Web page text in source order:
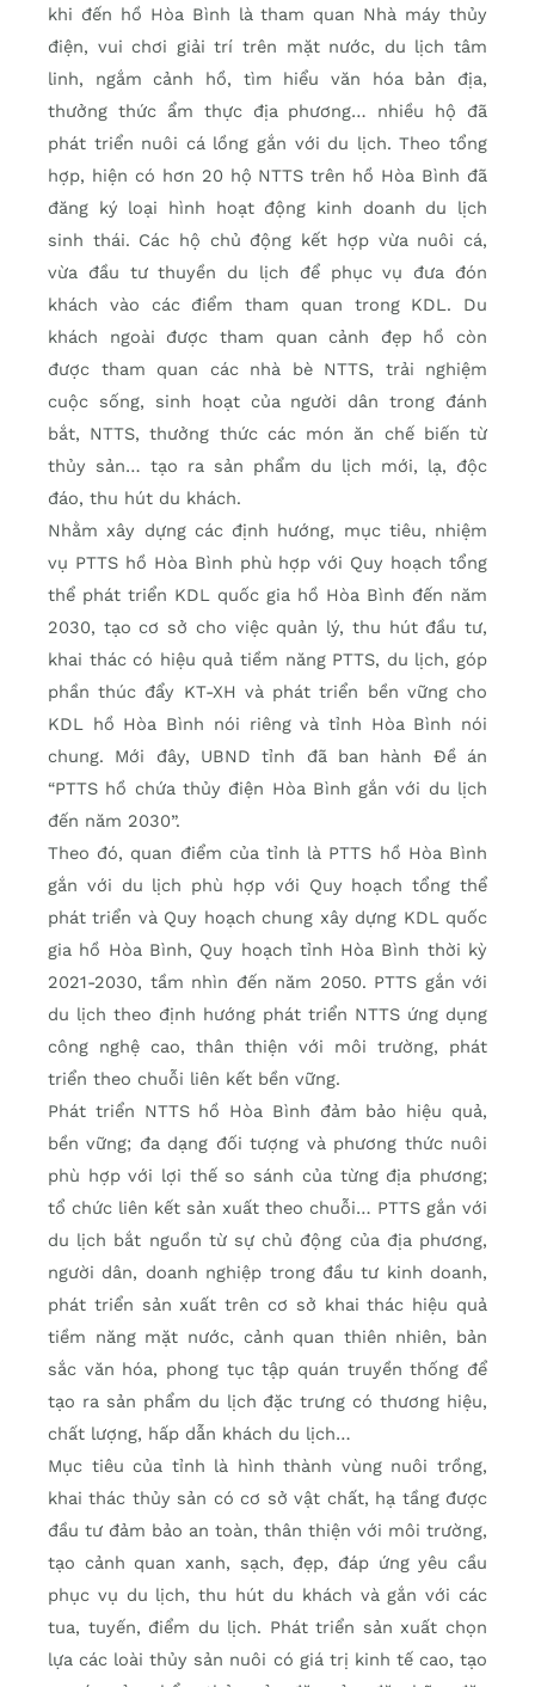
khi đến hồ Hòa Bình là tham quan Nhà máy thủy
điện, vui chơi giải trí trên mặt nước, du lịch tâm
linh, ngắm cảnh hồ, tìm hiểu văn hóa bản địa,
thưởng thức ẩm thực địa phương… nhiều hộ đã
phát triển nuôi cá lồng gắn với du lịch. Theo tổng
hợp, hiện có hơn 20 hộ NTTS trên hồ Hòa Bình đã
đăng ký loại hình hoạt động kinh doanh du lịch
sinh thái. Các hộ chủ động kết hợp vừa nuôi cá,
vừa đầu tư thuyền du lịch để phục vụ đưa đón
khách vào các điểm tham quan trong KDL. Du
khách ngoài được tham quan cảnh đẹp hồ còn
được tham quan các nhà bè NTTS, trải nghiệm
cuộc sống, sinh hoạt của người dân trong đánh
bắt, NTTS, thưởng thức các món ăn chế biến từ
thủy sản… tạo ra sản phẩm du lịch mới, lạ, độc
đáo, thu hút du khách.
Nhằm xây dựng các định hướng, mục tiêu, nhiệm
vụ PTTS hồ Hòa Bình phù hợp với Quy hoạch tổng
thể phát triển KDL quốc gia hồ Hòa Bình đến năm
2030, tạo cơ sở cho việc quản lý, thu hút đầu tư,
khai thác có hiệu quả tiềm năng PTTS, du lịch, góp
phần thúc đẩy KT-XH và phát triển bền vững cho
KDL hồ Hòa Bình nói riêng và tỉnh Hòa Bình nói
chung. Mới đây, UBND tỉnh đã ban hành Đề án
“PTTS hồ chứa thủy điện Hòa Bình gắn với du lịch
đến năm 2030”.
Theo đó, quan điểm của tỉnh là PTTS hồ Hòa Bình
gắn với du lịch phù hợp với Quy hoạch tổng thể
phát triển và Quy hoạch chung xây dựng KDL quốc
gia hồ Hòa Bình, Quy hoạch tỉnh Hòa Bình thời kỳ
2021-2030, tầm nhìn đến năm 2050. PTTS gắn với
du lịch theo định hướng phát triển NTTS ứng dụng
công nghệ cao, thân thiện với môi trường, phát
triển theo chuỗi liên kết bền vững.
Phát triển NTTS hồ Hòa Bình đảm bảo hiệu quả,
bền vững; đa dạng đối tượng và phương thức nuôi
phù hợp với lợi thế so sánh của từng địa phương;
tổ chức liên kết sản xuất theo chuỗi… PTTS gắn với
du lịch bắt nguồn từ sự chủ động của địa phương,
người dân, doanh nghiệp trong đầu tư kinh doanh,
phát triển sản xuất trên cơ sở khai thác hiệu quả
tiềm năng mặt nước, cảnh quan thiên nhiên, bản
sắc văn hóa, phong tục tập quán truyền thống để
tạo ra sản phẩm du lịch đặc trưng có thương hiệu,
chất lượng, hấp dẫn khách du lịch…
Mục tiêu của tỉnh là hình thành vùng nuôi trồng,
khai thác thủy sản có cơ sở vật chất, hạ tầng được
đầu tư đảm bảo an toàn, thân thiện với môi trường,
tạo cảnh quan xanh, sạch, đẹp, đáp ứng yêu cầu
phục vụ du lịch, thu hút du khách và gắn với các
tua, tuyến, điểm du lịch. Phát triển sản xuất chọn
lựa các loài thủy sản nuôi có giá trị kinh tế cao, tạo